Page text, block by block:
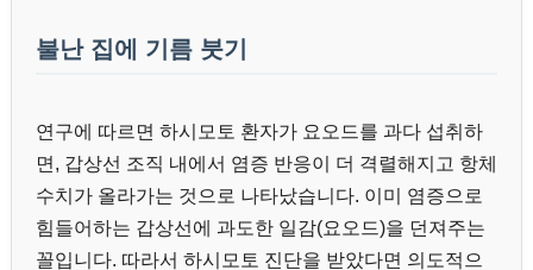
불난 집에 기름 붓기
연구에 따르면 하시모토 환자가 요오드를 과다 섭취하
면, 갑상선 조직 내에서 염증 반응이 더 격렬해지고 항체
수치가 올라가는 것으로 나타났습니다. 이미 염증으로
힘들어하는 갑상선에 과도한 일감(요오드)을 던져주는
꼴입니다. 따라서 하시모토 진단을 받았다면 의도적으